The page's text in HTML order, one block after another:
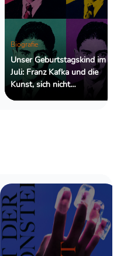
Biografie
Unser Geburtstagskind im
Juli: Franz Kafka und die
Kunst, sich nicht
zurechtzufinden